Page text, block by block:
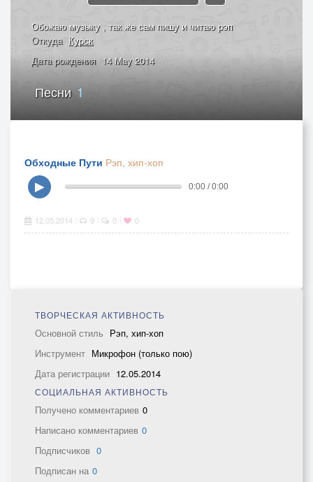
Обожаю музыку , так же сам пишу и читаю рэп
Откуда Курск
Дата рождения 14 May 2014
Песни1
Обходные Пути Рэп, хип-хоп
▶
0:00 / 0:00
12.05.2014 9 0 0
ТВОРЧЕСКАЯ АКТИВНОСТЬ
Основной стиль Рэп, хип-хоп
Инструмент Микрофон (только пою)
Дата регистрации 12.05.2014
СОЦИАЛЬНАЯ АКТИВНОСТЬ
Получено комментариев 0
Написано комментариев 0
Подписчиков 0
Подписан на 0